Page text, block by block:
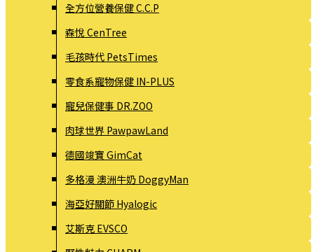
全方位營養保健 C.C.P
森悅 CenTree
毛孩時代 PetsTimes
零食系寵物保健 IN-PLUS
寵兒保健事 DR.ZOO
肉球世界 PawpawLand
德國竣寶 GimCat
多格漫 澳洲牛奶 DoggyMan
海亞好關節 Hyalogic
艾斯克 EVSCO